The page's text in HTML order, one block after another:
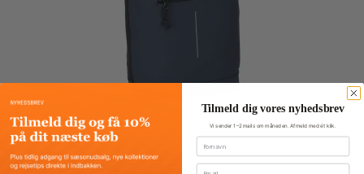
Tilmeld dig vores nyhedsbrev
Vi sender 1–2 mails om måneden. Afmeld med ét klik.
Fornavn
Email